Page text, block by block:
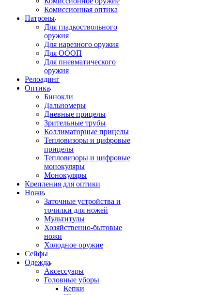
Комиссионная оптика
Патроны
Для гладкоствольного
оружия
Для нарезного оружия
Для ОООП
Для пневматического
оружия
Релоадинг
Оптика
Бинокли
Дальномеры
Дневные прицелы
Зрительные трубы
Коллиматорные прицелы
Тепловизоры и цифровые
прицелы
Тепловизоры и цифровые
монокуляры
Монокуляры
Крепления для оптики
Ножи
Заточные устройства и
точилки для ножей
Мультитулы
Хозяйственно-бытовые
ножи
Холодное оружие
Сейфы
Одежда
Аксессуары
Головные уборы
Кепки